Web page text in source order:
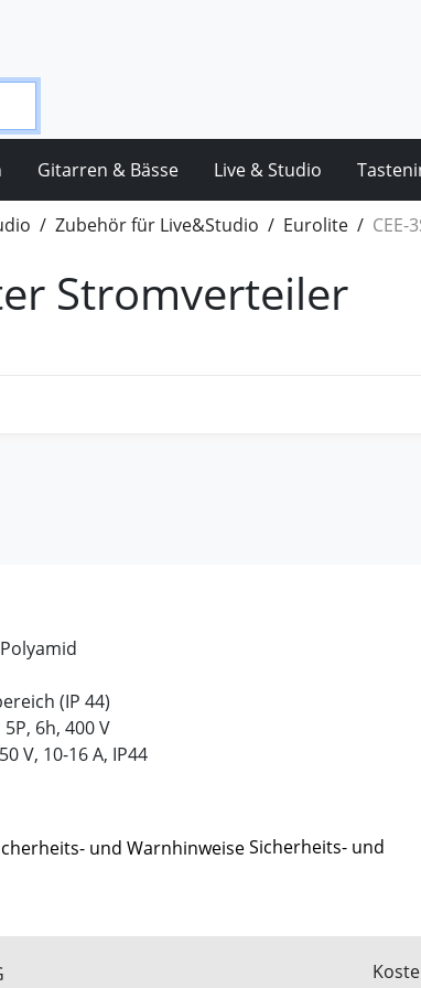
Gitarren & Bässe Live & Studio
Zubehör für Live&Studio Eurolite
Stromverteiler
(IP 44)
6h, 400 V
V, 10-16 A, IP44
Sicherheits- und